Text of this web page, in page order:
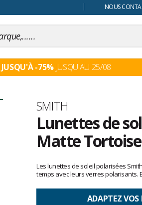
NOUS
JUSQU'À -75%JUSQU'AU 25/08
Marque
SMITH
Lunettes de
Matte
avis
clients
Les lunettes de soleil polarisées
temps avec leurs verres polarisants.
ADAPTEZ VOS